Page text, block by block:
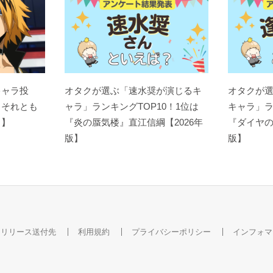
ラ投
れとも
オタクが選ぶ「速水奨が演じるキ
ャラ」ランキングTOP10！1位は
『炎の蜃気楼』直江信綱【2026年
版】
オタクが
キャラ」
『ダイヤ
版】
リース送付先 利用規約 プライバシーポリシー インフォ